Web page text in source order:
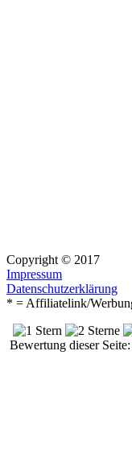
Copyright © 2017
Impressum
Datenschutzerklärung
* = Affiliatelink/
Bewertung dieser